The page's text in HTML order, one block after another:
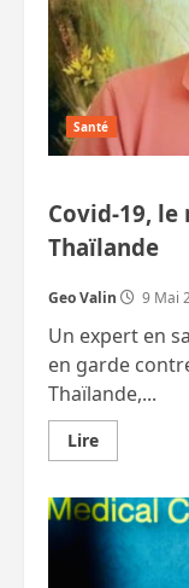
Santé
Covid-19,
Thaïlande
Geo Valin 9 Mai
Un expert en
en garde
Thaïlande,...
LireEn
savoir
Covid-
19,
retour
(modeste)